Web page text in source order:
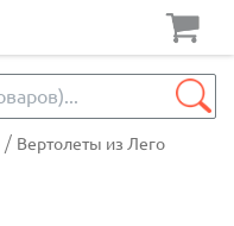
/ Вертолеты из Лего